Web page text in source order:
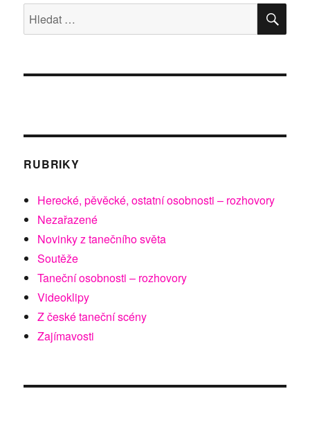
Hledat:
RUBRIKY
Herecké, pěvěcké, ostatní osobnosti – rozhovory
Nezařazené
Novinky z tanečního světa
Soutěže
Taneční osobnosti – rozhovory
Videoklipy
Z české taneční scény
Zajímavosti